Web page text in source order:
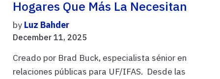
Hogares Que Más La Necesitan
by Luz Bahder
December 11, 2025
Creado por Brad Buck, especialista sénior en
relaciones públicas para UF/IFAS. Desde las